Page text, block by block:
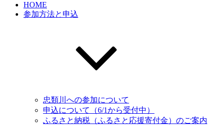
HOME
参加方法と申込
忠類川への参加について
申込について（6/1から受付中）
ふるさと納税（ふるさと応援寄付金）のご案内